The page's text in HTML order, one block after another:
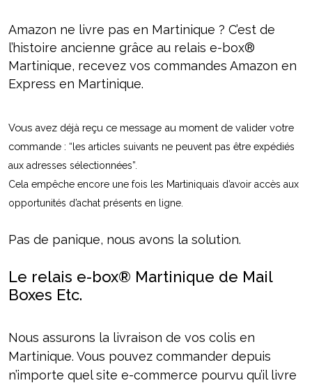
Amazon ne livre pas en Martinique ? C’est de
l’histoire ancienne grâce au relais e-box®
Martinique, recevez vos commandes Amazon en
Express en Martinique.
Vous avez déjà reçu ce message au moment de valider votre
commande : “les articles suivants ne peuvent pas être expédiés
aux adresses sélectionnées”.
Cela empêche encore une fois les Martiniquais d’avoir accès aux
opportunités d’achat présents en ligne.
Pas de panique, nous avons la solution.
Le relais e-box® Martinique de Mail
Boxes Etc.
Nous assurons la livraison de vos colis en
Martinique. Vous pouvez commander depuis
n’importe quel site e-commerce pourvu qu’il livre